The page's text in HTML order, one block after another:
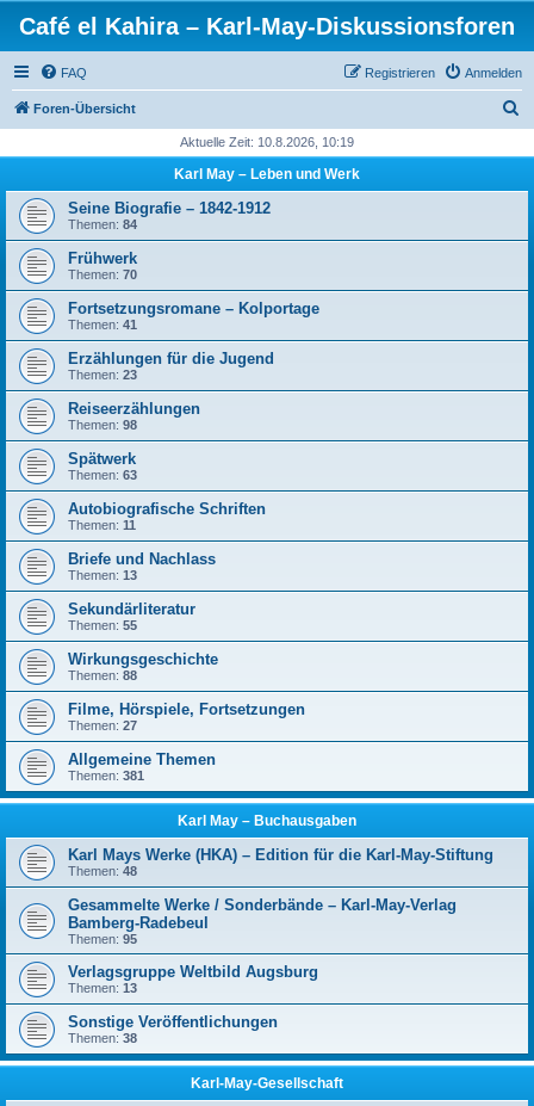
Café el Kahira – Karl-May-Diskussionsforen
FAQ Anmelden
Registrieren
Foren-Übersicht
h
Aktuelle Zeit: 10.8.2026, 10:19
Karl May – Leben und Werk
Seine Biografie – 1842-1912
Themen: 84
Frühwerk
Themen: 70
Fortsetzungsromane – Kolportage
Themen: 41
Erzählungen für die Jugend
Themen: 23
Reiseerzählungen
Themen: 98
Spätwerk
Themen: 63
Autobiografische Schriften
Themen: 11
Briefe und Nachlass
Themen: 13
Sekundärliteratur
Themen: 55
Wirkungsgeschichte
Themen: 88
Filme, Hörspiele, Fortsetzungen
Themen: 27
Allgemeine Themen
Themen: 381
Karl May – Buchausgaben
Karl Mays Werke (HKA) – Edition für die Karl-May-Stiftung
Themen: 48
Gesammelte Werke / Sonderbände – Karl-May-Verlag
Bamberg-Radebeul
Themen: 95
Verlagsgruppe Weltbild Augsburg
Themen: 13
Sonstige Veröffentlichungen
Themen: 38
Karl-May-Gesellschaft